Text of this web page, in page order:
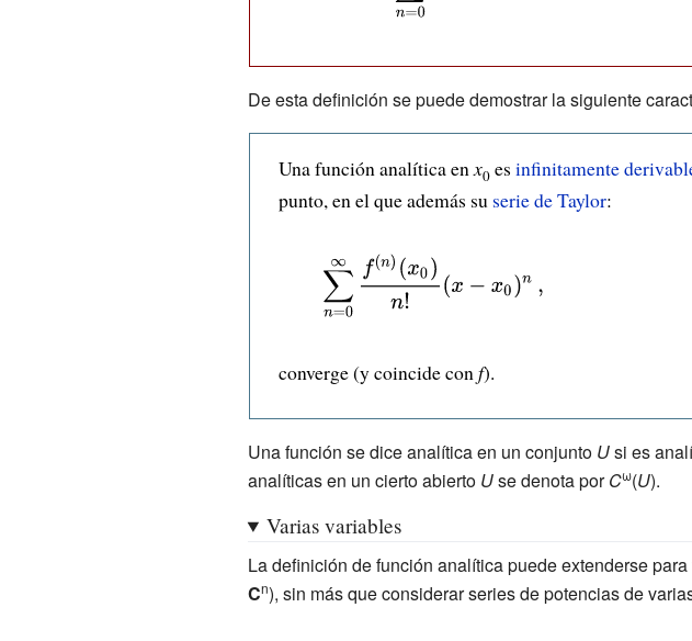
f(x)=\sum
}a_{n}(x-
x_{0})^{n}
{\text{ , para
cada }}x\in U}
De esta definición se puede demostrar la siguiente
Una función analítica enx0es infinitamente
punto, en el que además su serie de Taylor:
{\displaystyle
\sum
}{\frac
(x_{0})}{n!}}
(x-
converge (y coincide conf).
Una función se dice analítica en un conjunto Usi es
analíticas en un cierto abierto Use denota porCω(U).
Varias variables
La definición de función analítica puede extenderse
Cn), sin más que considerar series de potencias de